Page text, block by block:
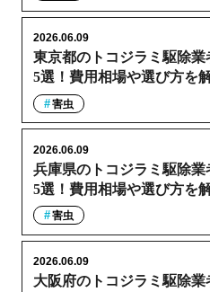
東京都のトコジラミ駆除
5選！費用相場や選び方を
2026.06.09
害虫
兵庫県のトコジラミ駆除
5選！費用相場や選び方を
2026.06.09
害虫
大阪府のトコジラミ駆除
2026.06.09